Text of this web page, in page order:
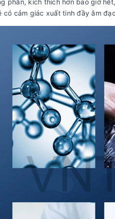
phấn, kích thích hơn bao giờ
có cảm giác xuất tinh đầy âm